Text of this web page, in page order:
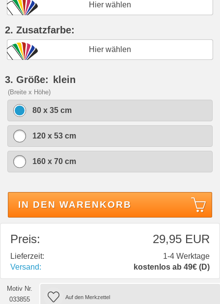
Hier wählen
2. Zusatzfarbe:
Hier wählen
3. Größe: klein
(Breite x Höhe)
80 x 35 cm
120 x 53 cm
160 x 70 cm
IN DEN WARENKORB
Preis: 29,95 EUR
Lieferzeit:
1-4 Werktage
Versand:
kostenlos ab 49€ (D)
Motiv Nr.
033855